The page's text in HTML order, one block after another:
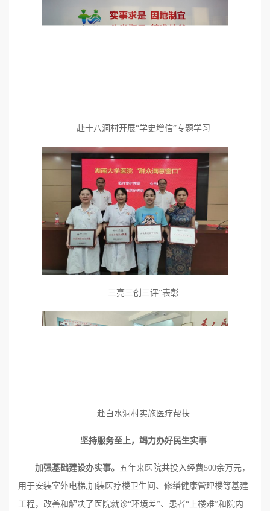
赴十八洞村开展“学史增信”专题学习
三亮三创三评”表彰
赴白水洞村实施医疗帮扶
坚持服务至上，竭力办好民生实事
加强基础建设办实事。 五年来医院共投入经费500余万元，
用于安装室外电梯,加装医疗楼卫生间、修缮健康管理楼等基建
工程，改善和解决了医院就诊“环境差”、患者“上楼难”和院内